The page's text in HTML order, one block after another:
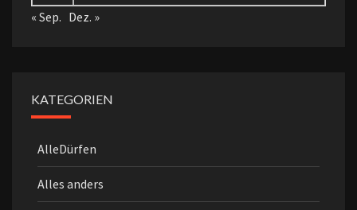
« Sep. Dez. »
KATEGORIEN
AlleDürfen
Alles anders